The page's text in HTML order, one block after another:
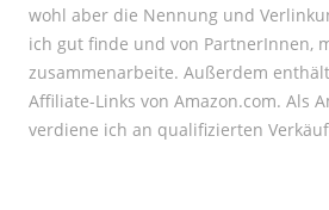
wohl aber die Nennung und
ich gut finde und von PartnerInnen,
zusammenarbeite. Außerdem
Affiliate-Links von Amazon.com. Als
verdiene ich an qualifizierten